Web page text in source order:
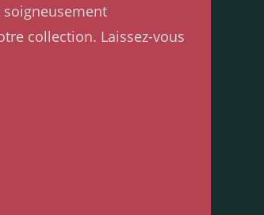
collection. Laissez-vous